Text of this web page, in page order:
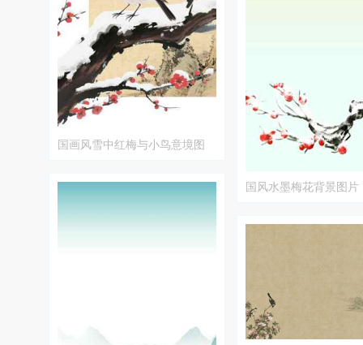
国画风雪中红梅与小鸟意境图
国风水墨梅花背景图片